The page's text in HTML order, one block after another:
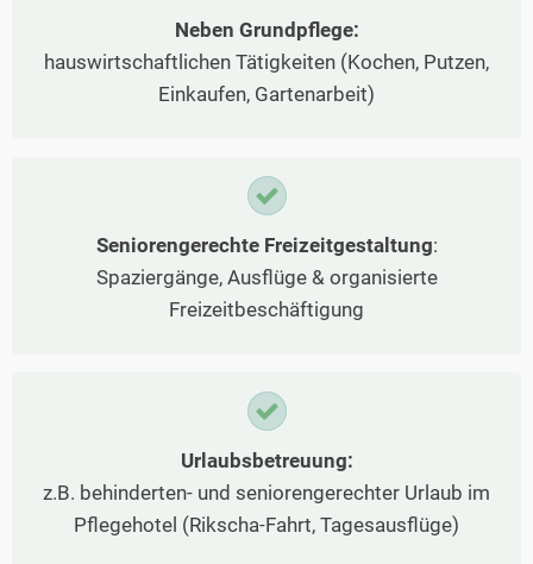
Neben Grundpflege:
hauswirtschaftlichen Tätigkeiten (Kochen, Putzen,
Einkaufen, Gartenarbeit)
Seniorengerechte Freizeitgestaltung:
Spaziergänge, Ausflüge & organisierte
Freizeitbeschäftigung
Urlaubsbetreuung:
z.B. behinderten- und seniorengerechter Urlaub im
Pflegehotel (Rikscha-Fahrt, Tagesausflüge)